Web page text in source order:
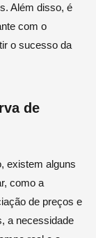
Além disso, é
com o
o sucesso da
de
existem alguns
como a
de preços e
a necessidade